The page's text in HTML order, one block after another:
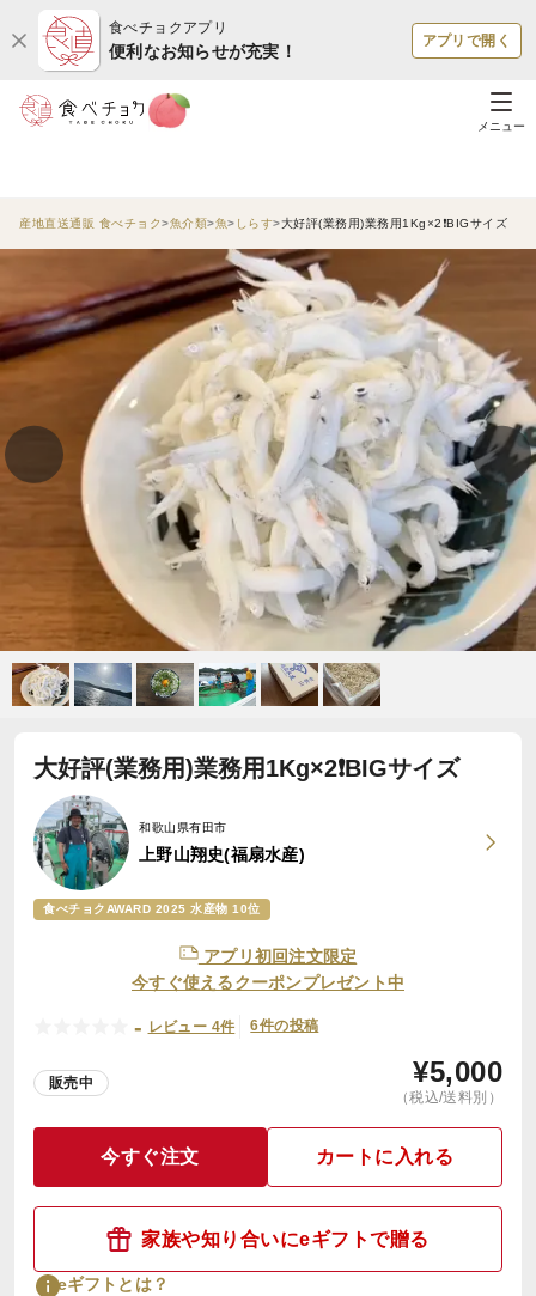
食べチョクアプリ
便利なお知らせが充実！
アプリで開く
メニュー
産地直送通販 食べチョク 魚介類 魚 しらす 大好評(業務用)業務用1Kg×2❗BIGサイズ
大好評(業務用)業務用1Kg×2❗BIGサイズ
和歌山県有田市
上野山翔史(福扇水産)
食べチョクAWARD 2025 水産物 10位
アプリ初回注文限定
今すぐ使えるクーポンプレゼント中
- レビュー 4件 6件の投稿
販売中 ¥5,000
（税込/送料別）
今すぐ注文 カートに入れる
家族や知り合いにeギフトで贈る
eギフトとは？